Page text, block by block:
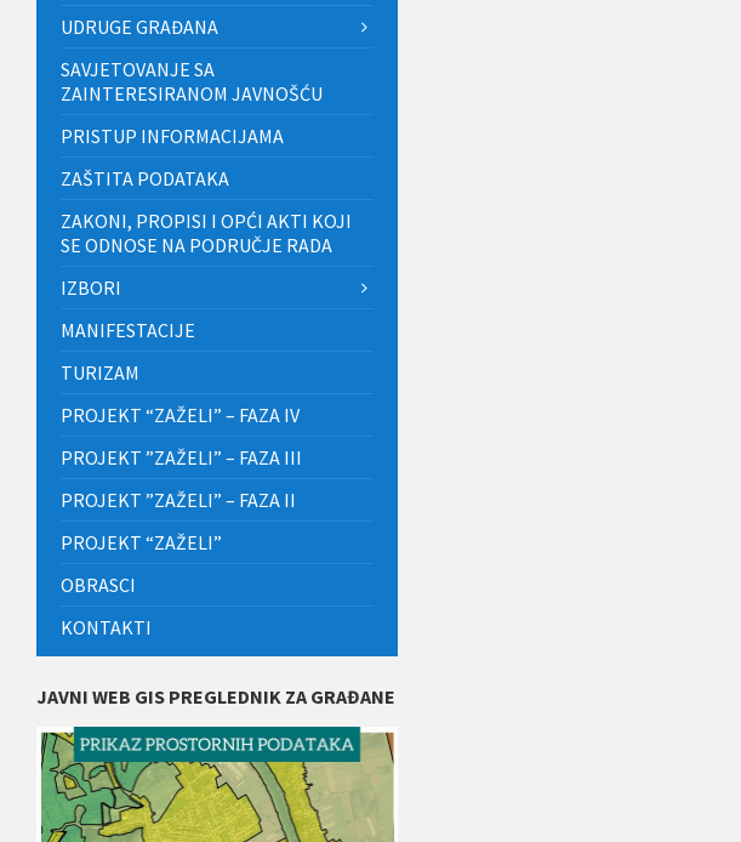
UDRUGE GRAĐANA
SAVJETOVANJE SA
ZAINTERESIRANOM JAVNOŠĆU
PRISTUP INFORMACIJAMA
ZAŠTITA PODATAKA
ZAKONI, PROPISI I OPĆI AKTI KOJI
SE ODNOSE NA PODRUČJE RADA
IZBORI
MANIFESTACIJE
TURIZAM
PROJEKT “ZAŽELI” – FAZA IV
PROJEKT ”ZAŽELI” – FAZA III
PROJEKT ”ZAŽELI” – FAZA II
PROJEKT “ZAŽELI”
OBRASCI
KONTAKTI
JAVNI WEB GIS PREGLEDNIK ZA GRAĐANE